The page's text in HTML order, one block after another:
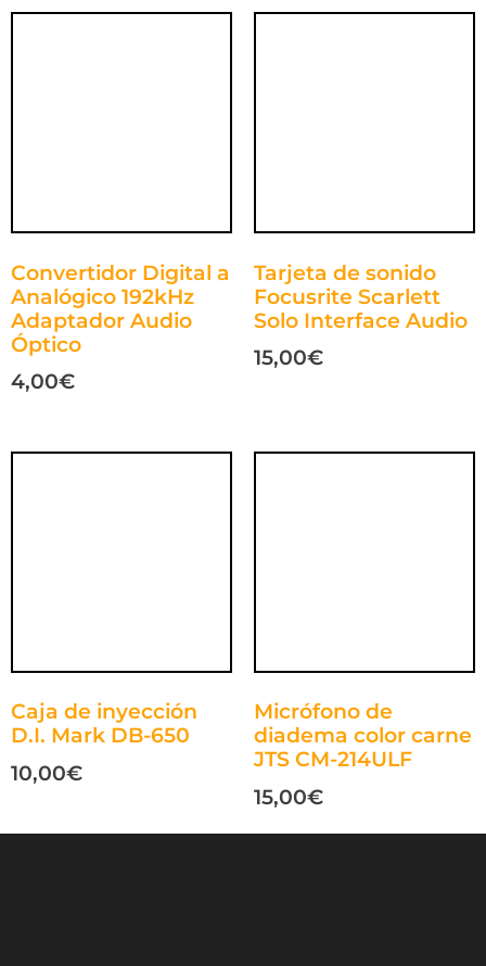
Convertidor Digital a
Analógico 192kHz
Adaptador Audio
Óptico
4,00€
Tarjeta de sonido
Focusrite Scarlett
Solo Interface Audio
15,00€
Caja de inyección
D.I. Mark DB-650
10,00€
Micrófono de
diadema color carne
JTS CM-214ULF
15,00€